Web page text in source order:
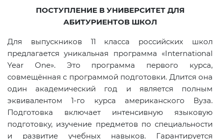
ПОСТУПЛЕНИЕ В УНИВЕРСИТЕТ ДЛЯ
АБИТУРИЕНТОВ ШКОЛ
Для выпускников 11 класса российских школ
предлагается уникальная программа «International
Year One». Это программа первого курса,
совмещённая с программой подготовки. Длится она
один академический год и является полным
эквивалентом 1-го курса американского Вуза.
Подготовка включает интенсивную языковую
подготовку, изучение предметов по специальности
и развитие учебных навыков. Гарантируется